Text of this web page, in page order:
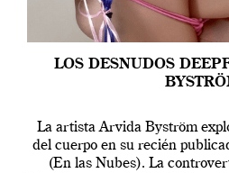
LOS DESNUDOS
La artista Arvida Byström
del cuerpo en su recién
(En las Nubes). La